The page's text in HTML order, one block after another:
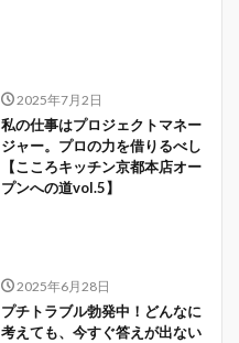
2025年7月2日
私の仕事はプロジェクトマネー
ジャー。プロの力を借りるべし
【こころキッチン京都本店オー
プンへの道vol.5】
2025年6月28日
プチトラブル勃発中！どんなに
考えても、今すぐ答えが出ない